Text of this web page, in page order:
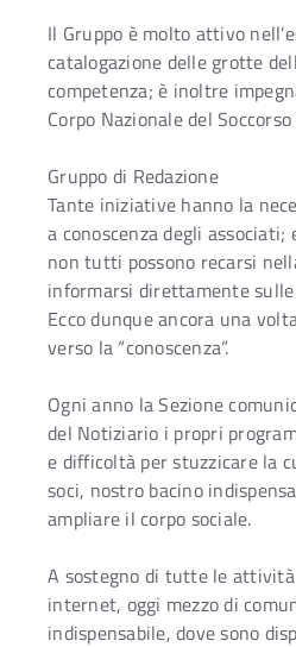
Il Gruppo è molto attivo
catalogazione delle grotte
competenza; è inoltre
Corpo Nazionale del
Gruppo di Redazione
Tante iniziative hanno la
a conoscenza degli
non tutti possono recarsi
informarsi direttamente
Ecco dunque ancora una
verso la “conoscenza”.
Ogni anno la Sezione
del Notiziario i propri
e difficoltà per stuzzicare la
soci, nostro bacino
ampliare il corpo sociale.
A sostegno di tutte le
internet, oggi mezzo di
indispensabile, dove sono